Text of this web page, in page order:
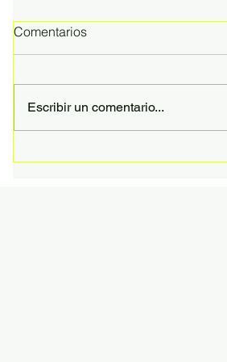
Comentarios
Escribir un comentario...